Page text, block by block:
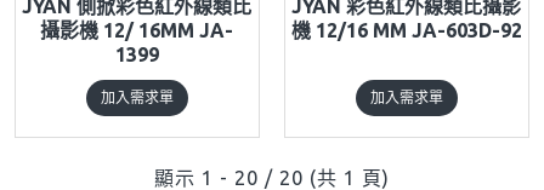
JYAN 側掀彩色紅外線類比
攝影機 12/ 16MM JA-
1399
加入需求單
JYAN 彩色紅外線類比攝影
機 12/16 MM JA-603D-92
加入需求單
顯示 1 - 20 / 20 (共 1 頁)